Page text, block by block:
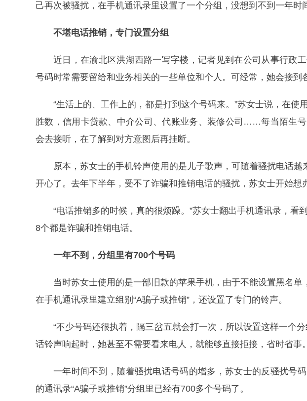
己再次被骚扰，在手机通讯录里设置了一个分组，没想到不到一年时
不堪电话推销，专门设置分组
近日，在渝北区洪湖西路一写字楼，记者见到在公司从事行政
号码时常需要留给和业务相关的一些单位和个人。可经常，她会接到
“生活上的、工作上的，都是打到这个号码来。”苏女士说，在使
胜数，信用卡贷款、中介公司、代账业务、装修公司……每当陌生
会去接听，在了解到对方意图后再挂断。
原本，苏女士的手机铃声使用的是儿子歌声，可随着骚扰电话越
开心了。去年下半年，受不了诈骗和推销电话的骚扰，苏女士开始想
“电话推销多的时候，真的很烦躁。”苏女士翻出手机通讯录，看
8个都是诈骗和推销电话。
一年不到，分组里有700个号码
当时苏女士使用的是一部旧款的苹果手机，由于不能设置黑名
在手机通讯录里建立组别“A骗子或推销”，还设置了专门的铃声。
“不少号码还很执着，隔三岔五就会打一次，所以设置这样一个
话铃声响起时，她甚至不需要看来电人，就能够直接拒接，省时省事。
一年时间不到，随着骚扰电话号码的增多，苏女士的反骚扰号
的通讯录“A骗子或推销”分组里已经有700多个号码了。